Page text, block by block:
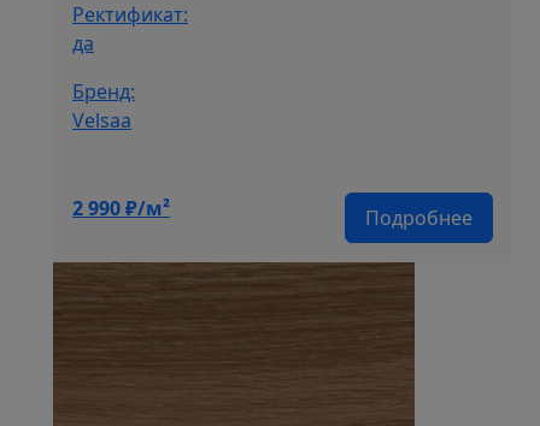
Ректификат:
да
Бренд:
Velsaa
Подробнее
2 990₽/м²